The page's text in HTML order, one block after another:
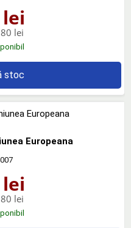
lei
lei
stoc
Europeana
lei
lei